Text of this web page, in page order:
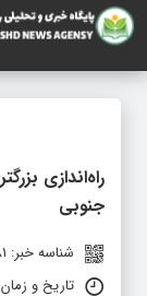
راه‌اندازی
جنوبی
شناسه خبر: 44981
تاریخ و زمان ارسال: ۶